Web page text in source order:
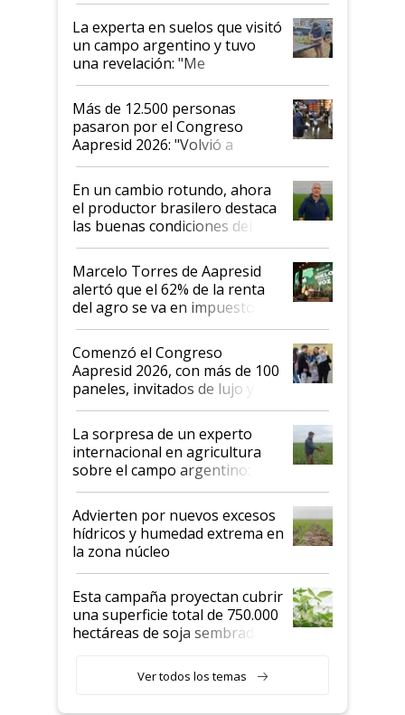
La experta en suelos que visitó
un campo argentino y tuvo
una revelación: "Me
impresionó mucho"
Más de 12.500 personas
pasaron por el Congreso
Aapresid 2026: "Volvió a
demostrar que hablar del
suelo es hablar de todo el
sistema productivo"
En un cambio rotundo, ahora
el productor brasilero destaca
las buenas condiciones del
agro argentino para invertir:
"Los veo más motivados"
Marcelo Torres de Aapresid
alertó que el 62% de la renta
del agro se va en impuestos:
"No es bueno que en
Argentina se sigan discutiendo
las mismas cosas de hace 50
años"
Comenzó el Congreso
Aapresid 2026, con más de 100
paneles, invitados de lujo y
todas las tendencias
La sorpresa de un experto
internacional en agricultura
sobre el campo argentino:
"Estoy muy impresionado"
Advierten por nuevos excesos
hídricos y humedad extrema en
la zona núcleo
Esta campaña proyectan cubrir
una superficie total de 750.000
hectáreas de soja sembradas
variedades que marcan un
salto tecnológico en genética y
Ver todos los temas